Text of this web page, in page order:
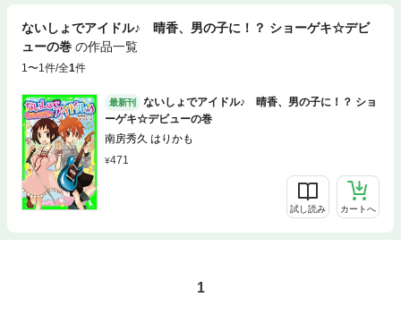
ないしょでアイドル♪ 晴香、男の子に！？ ショーゲキ☆デビ
ューの巻 の作品一覧
1〜1件/全1件
最新刊
ないしょでアイドル♪ 晴香、男の子に！？ ショ
ーゲキ☆デビューの巻
南房秀久 はりかも
471
試し読み カートへ
1